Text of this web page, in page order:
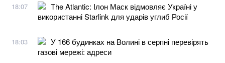
18:07
The Atlantic: Ілон Маск відмовляє Україні у
використанні Starlink для ударів углиб Росії
18:03
У 166 будинках на Волині в серпні перевірять
газові мережі: адреси